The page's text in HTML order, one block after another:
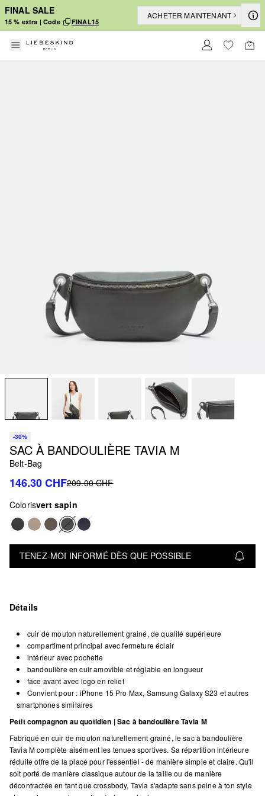
FINAL SALE
15 % extra | Code FINAL15
ACHETER MAINTENANT
-30%
SAC À BANDOULIÈRE TAVIA M
Belt-Bag
146.30 CHF209.00 CHF
Colorisvert sapin
TENEZ-MOI INFORMÉ DÈS QUE POSSIBLE
Détails
cuir de mouton naturellement grainé, de qualité supérieure
compartiment principal avec fermeture éclair
intérieur avec pochette
bandoulière en cuir amovible et réglable en longueur
face avant avec logo en relief
Convient pour : iPhone 15 Pro Max, Samsung Galaxy S23 et autres
smartphones similaires
Petit compagnon au quotidien | Sac à bandoulière Tavia M
Fabriqué en cuir de mouton naturellement grainé, le sac à bandoulière
Tavia M complète aisément les tenues sportives. Sa répartition intérieure
réduite offre de la place pour l'essentiel - de manière simple et claire. Qu'il
soit porté de manière classique autour de la taille ou de manière
décontractée en tant que crossbody, Tavia s'adapte sans peine à ton style